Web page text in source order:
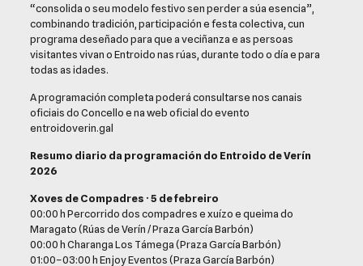
“consolida o seu modelo festivo sen perder a súa esencia”,
combinando tradición, participación e festa colectiva, cun
programa deseñado para que a veciñanza e as persoas
visitantes vivan o Entroido nas rúas, durante todo o día e para
todas as idades.
A programación completa poderá consultarse nos canais
oficiais do Concello e na web oficial do evento
entroidoverin.gal
Resumo diario da programación do Entroido de Verín
2026
Xoves de Compadres · 5 de febreiro
00:00 h Percorrido dos compadres e xuízo e queima do
Maragato (Rúas de Verín / Praza García Barbón)
00:00 h Charanga Los Támega (Praza García Barbón)
01:00–03:00 h Enjoy Eventos (Praza García Barbón)